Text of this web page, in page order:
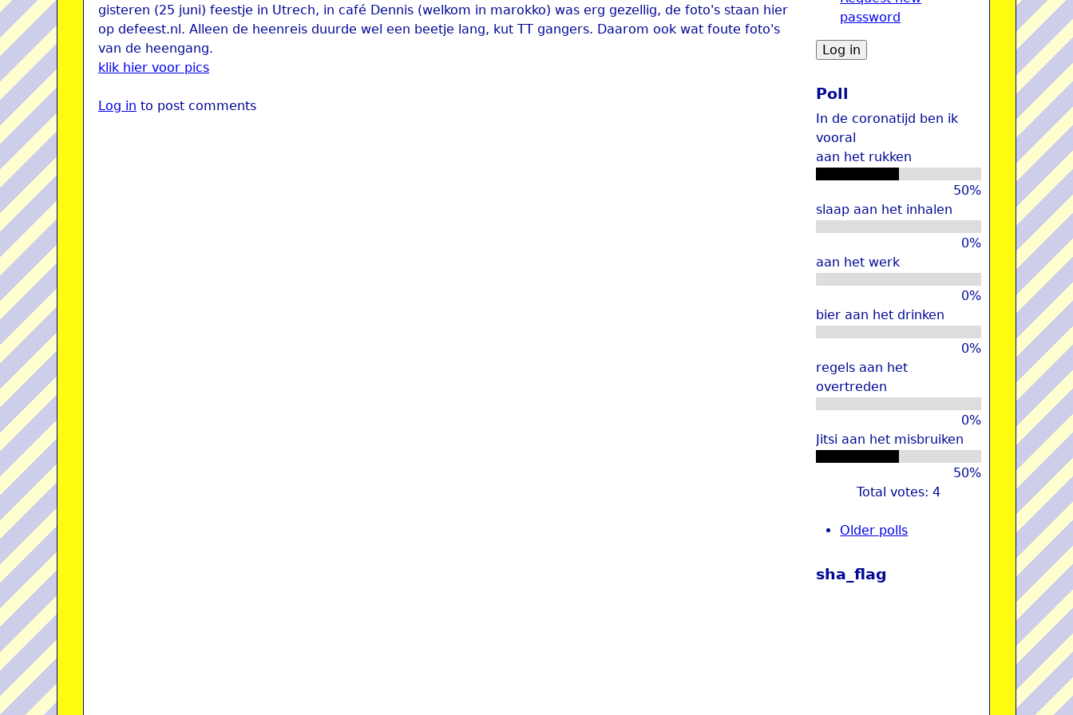
gisteren (25 juni) feestje in Utrech, in café Dennis (welkom in marokko) was erg gezellig, de foto's staan hier
op defeest.nl. Alleen de heenreis duurde wel een beetje lang, kut TT gangers. Daarom ook wat foute foto's
van de heengang.
klik hier voor pics
Log in to post comments
u
password
Poll
In de coronatijd ben ik
vooral
aan het rukken
50%
slaap aan het inhalen
0%
aan het werk
0%
bier aan het drinken
0%
regels aan het
overtreden
0%
Jitsi aan het misbruiken
50%
Total votes: 4
Older polls
sha_flag